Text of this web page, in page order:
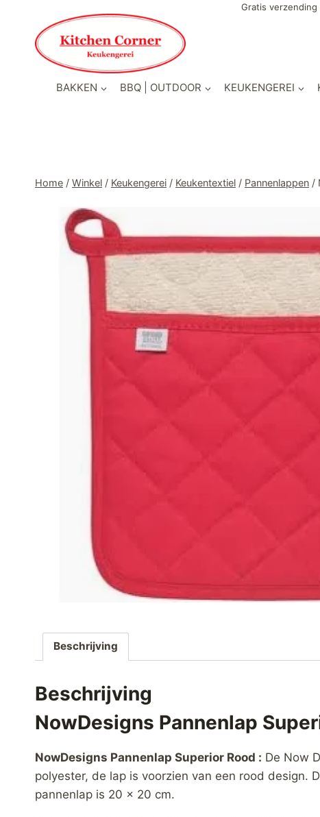
inhoud
Gratis
BAKKEN BBQ | OUTDOOR KEUKENGEREI
Home / Winkel / Keukengerei / Keukentextiel / Pannenlappen /
Beschrijving
Beschrijving
NowDesigns Pannenlap
NowDesigns Pannenlap Superior Rood : De Now
polyester, de lap is voorzien van een rood design.
pannenlap is 20 x 20 cm.